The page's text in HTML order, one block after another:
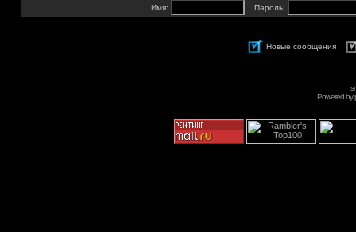
Имя: Пароль:
Новые сообщения
Powered by